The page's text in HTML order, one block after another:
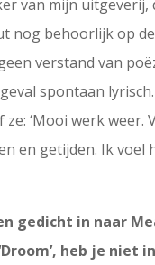
van mijn uitgeverij,
nog behoorlijk op
verstand van
spontaan
‘Mooi werk weer.
en getijden. Ik voel
gedicht in naar
heb je niet